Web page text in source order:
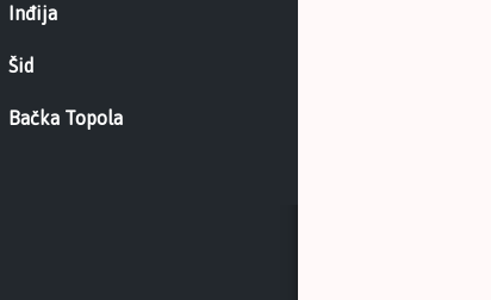
Inđija
Šid
Bačka Topola